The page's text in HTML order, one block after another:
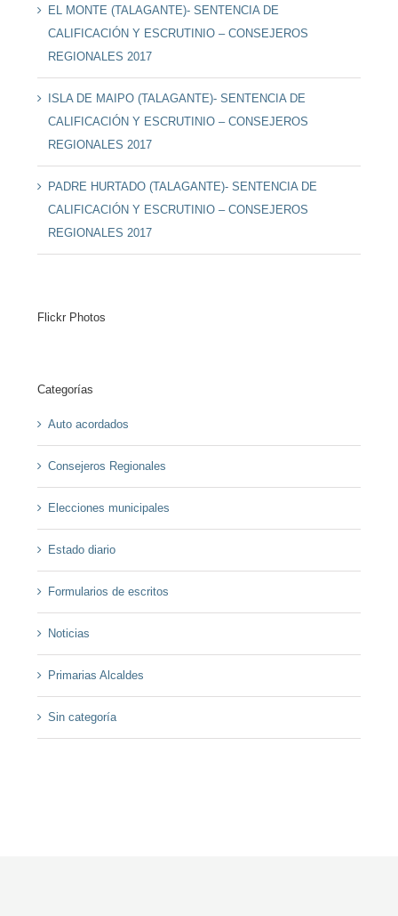
EL MONTE (TALAGANTE)- SENTENCIA DE
CALIFICACIÓN Y ESCRUTINIO – CONSEJEROS
REGIONALES 2017
ISLA DE MAIPO (TALAGANTE)- SENTENCIA DE
CALIFICACIÓN Y ESCRUTINIO – CONSEJEROS
REGIONALES 2017
PADRE HURTADO (TALAGANTE)- SENTENCIA DE
CALIFICACIÓN Y ESCRUTINIO – CONSEJEROS
REGIONALES 2017
Flickr Photos
Categorías
Auto acordados
Consejeros Regionales
Elecciones municipales
Estado diario
Formularios de escritos
Noticias
Primarias Alcaldes
Sin categoría